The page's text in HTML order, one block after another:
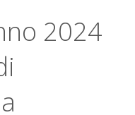
2024